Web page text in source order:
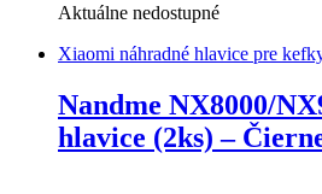
Aktuálne nedostupné
Xiaomi náhradné hlavice pre
Nandme NX8000/
hlavice (2ks) –